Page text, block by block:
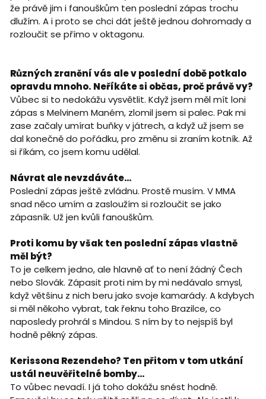
že právě jim i fanouškům ten poslední zápas trochu
dlužím. A i proto se chci dát ještě jednou dohromady a
rozloučit se přímo v oktagonu.
Různých zranění vás ale v poslední době potkalo
opravdu mnoho. Neříkáte si občas, proč právě vy?
Vůbec si to nedokážu vysvětlit. Když jsem měl mít loni
zápas s Melvinem Maném, zlomil jsem si palec. Pak mi
zase začaly umírat buňky v játrech, a když už jsem se
dal konečně do pořádku, pro změnu si zraním kotník. Až
si říkám, co jsem komu udělal.
Návrat ale nevzdáváte…
Poslední zápas ještě zvládnu. Prostě musím. V MMA
snad něco umím a zasloužím si rozloučit se jako
zápasník. Už jen kvůli fanouškům.
Proti komu by však ten poslední zápas vlastně
měl být?
To je celkem jedno, ale hlavně ať to není žádný Čech
nebo Slovák. Zápasit proti nim by mi nedávalo smysl,
když většinu z nich beru jako svoje kamarády. A kdybych
si měl někoho vybrat, tak řeknu toho Brazilce, co
naposledy prohrál s Mindou. S ním by to nejspíš byl
hodně pěkný zápas.
Kerissona Rezendeho? Ten přitom v tom utkání
ustál neuvěřitelné bomby…
To vůbec nevadí. I já toho dokážu snést hodně.